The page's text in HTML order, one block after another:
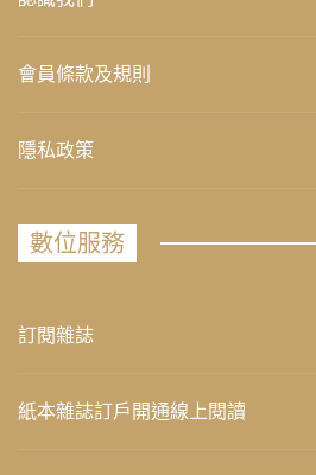
會員條款及規則
隱私政策
數位服務
訂閱雜誌
紙本雜誌訂戶開通線上閱讀